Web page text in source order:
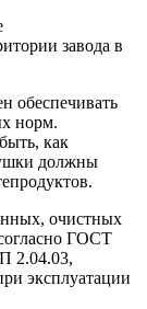
завода в
обеспечивать
норм.
как
должны
очистных
ГОСТ
2.04.03,
эксплуатации